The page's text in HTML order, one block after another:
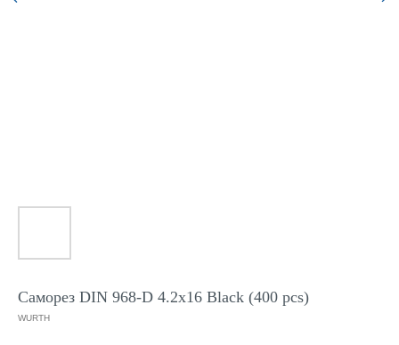
Саморез DIN 968-D 4.2x16 Black (400 pcs)
WURTH